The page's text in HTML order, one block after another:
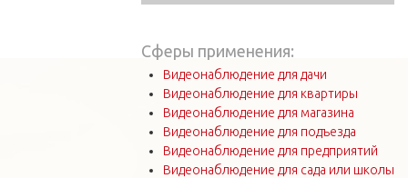
Сферы применения:
Видеонаблюдение для дачи
Видеонаблюдение для квартиры
Видеонаблюдение для магазина
Видеонаблюдение для подъезда
Видеонаблюдение для предприятий
Видеонаблюдение для сада или школы